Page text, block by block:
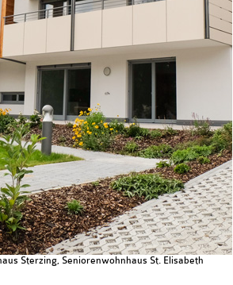
Sterzing, Seniorenwohnhaus St. Elisabeth